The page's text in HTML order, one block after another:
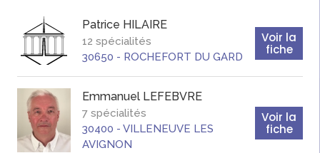
Patrice HILAIRE
12 spécialités
30650 - ROCHEFORT DU GARD
Voir la
fiche
Emmanuel LEFEBVRE
7 spécialités
30400 - VILLENEUVE LES
AVIGNON
Voir la
fiche